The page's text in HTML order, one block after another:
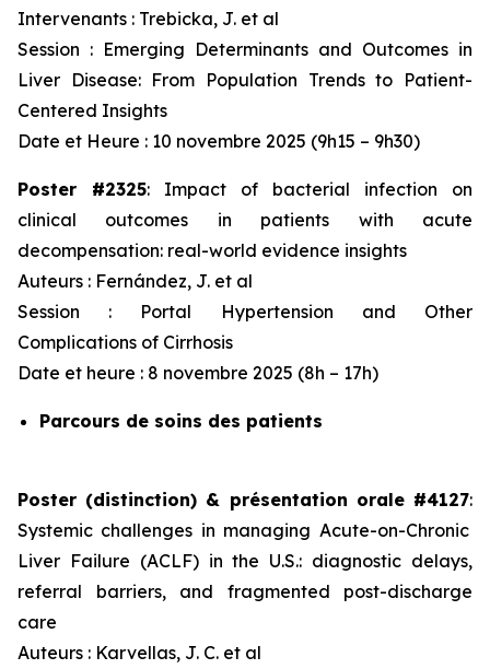
Intervenants : Trebicka, J. et al
Session : Emerging Determinants and Outcomes in
Liver Disease: From Population Trends to Patient-
Centered Insights
Date et Heure : 10 novembre 2025 (9h15 – 9h30)
Poster #2325: Impact of bacterial infection on
clinical outcomes in patients with acute
decompensation: real-world evidence insights
Auteurs : Fernández, J. et al
Session : Portal Hypertension and Other
Complications of Cirrhosis
Date et heure : 8 novembre 2025 (8h – 17h)
Parcours de soins des patients
Poster (distinction) & présentation orale #4127:
Systemic challenges in managing Acute-on-Chronic
Liver Failure (ACLF) in the U.S.: diagnostic delays,
referral barriers, and fragmented post-discharge
care
Auteurs : Karvellas, J. C. et al